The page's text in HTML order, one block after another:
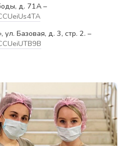
д. 71А –
Базовая, д. 3, стр. 2. –